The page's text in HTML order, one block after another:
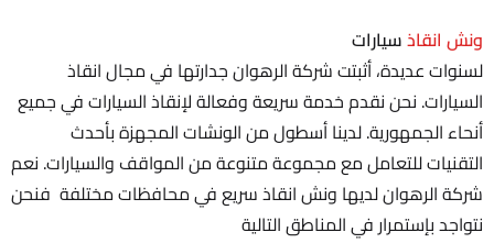
ونش انقاذسيارات
لسنوات عديدة، أثبتت شركة الرهوان جدارتها في مجال انقاذ
السيارات. نحن نقدم خدمة سريعة وفعالة لإنقاذ السيارات في جميع
أنحاء الجمهورية. لدينا أسطول من الونشات المجهزة بأحدث
التقنيات للتعامل مع مجموعة متنوعة من المواقف والسيارات. نعم
شركة الرهوان لديها ونش انقاذ سريع في محافظات مختلفة فنحن
نتواجد بإستمرار في المناطق التالية